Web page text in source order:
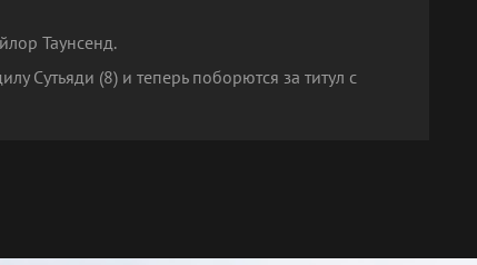
Таунсенд.
Сутьяди (8) и теперь поборются за титул с